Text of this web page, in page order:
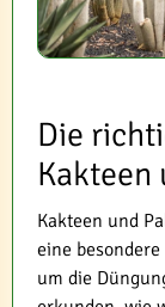
Die
Kakteen
Kakteen und
eine
um die